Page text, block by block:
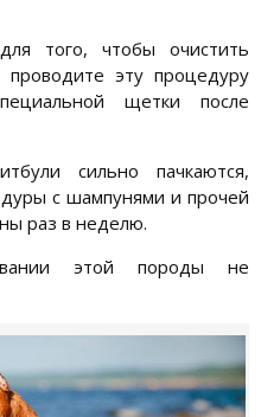
того, чтобы очистить
эту процедуру
щетки после
сильно пачкаются,
с шампунями и прочей
раз в неделю.
этой породы не